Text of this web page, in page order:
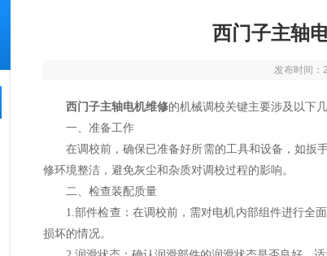
西门子主轴
发布时间
西门子主轴电机维修的机械调校关键主要涉及以下几
一、准备工作
在调校前，确保已准备好所需的工具和设备，如扳手
修环境整洁，避免灰尘和杂质对调校过程的影响。
二、检查装配质量
1.部件检查：在调校前，需对电机内部组件进行全面
损坏的情况。